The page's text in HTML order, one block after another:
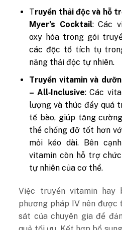
Truyền thải độc và hỗ
Myer’s Cocktail: Các
oxy hóa trong gói
các độc tố tích tụ
năng thải độc tự nhiên.
Truyền vitamin và
– All‑Inclusive: Các
lượng và thúc đẩy quá
tế bào, giúp tăng
thể chống đỡ tốt hơn
mỏi kéo dài. Bên
vitamin còn hỗ trợ
tự nhiên của cơ thể.
Việc truyền vitamin hay
phương pháp IV nên được
sát của chuyên gia để